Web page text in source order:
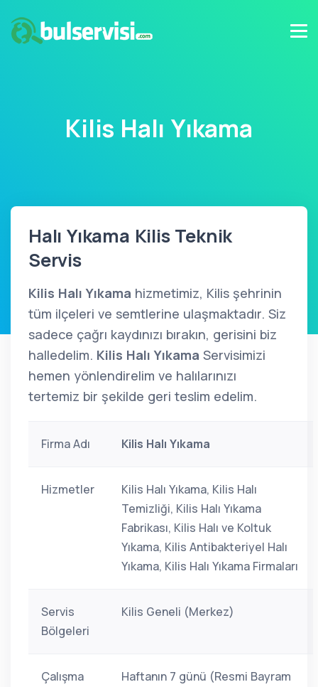
Kilis Halı Yıkama
Halı Yıkama Kilis Teknik
Servis
Kilis Halı Yıkama hizmetimiz, Kilis şehrinin
tüm ilçeleri ve semtlerine ulaşmaktadır. Siz
sadece çağrı kaydınızı bırakın, gerisini biz
halledelim. Kilis Halı Yıkama Servisimizi
hemen yönlendirelim ve halılarınızı
tertemiz bir şekilde geri teslim edelim.
Firma Adı Kilis Halı Yıkama
Hizmetler
Kilis Halı Yıkama, Kilis Halı
Temizliği, Kilis Halı Yıkama
Fabrikası, Kilis Halı ve Koltuk
Yıkama, Kilis Antibakteriyel Halı
Yıkama, Kilis Halı Yıkama Firmaları
Servis
Bölgeleri
Kilis Geneli (Merkez)
Çalışma
Haftanın 7 günü (Resmi Bayram